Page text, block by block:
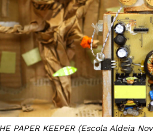
PAPER KEEPER (Escola Aldeia